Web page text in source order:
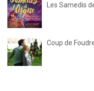
Les Samedis
Coup de